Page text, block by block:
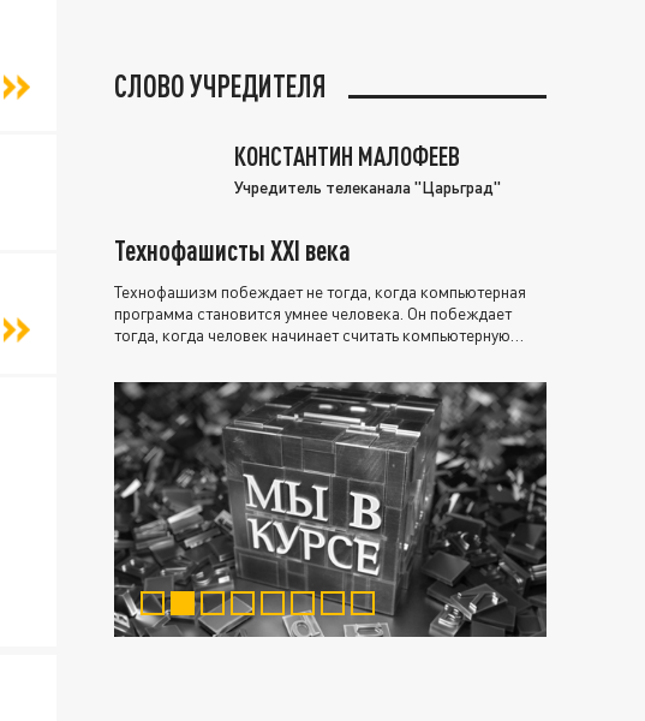
СЛОВО УЧРЕДИТЕЛЯ
КОНСТАНТИН МАЛОФЕЕВ
Учредитель телеканала "Царьград"
Технофашисты XXI века
Технофашизм побеждает не тогда, когда компьютерная
программа становится умнее человека. Он побеждает
тогда, когда человек начинает считать компьютерную